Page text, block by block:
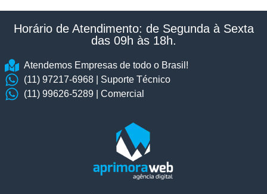
Horário de Atendimento: de Segunda à Sexta
das 09h às 18h.​
Atendemos Empresas de todo o Brasil!
(11) 97217-6968 | Suporte Técnico
(11) 99626-5289 | Comercial